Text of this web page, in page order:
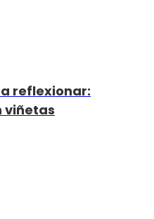
reflexionar:
viñetas